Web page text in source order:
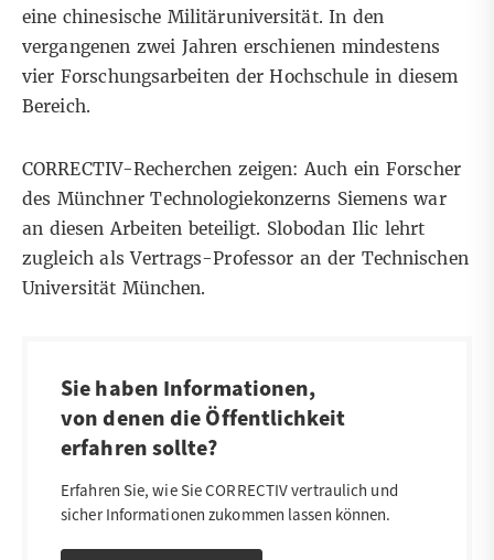
eine chinesische Militäruniversität. In den
vergangenen zwei Jahren erschienen mindestens
vier Forschungsarbeiten der Hochschule in diesem
Bereich.
CORRECTIV-Recherchen zeigen: Auch ein Forscher
des Münchner Technologiekonzerns Siemens war
an diesen Arbeiten beteiligt. Slobodan Ilic lehrt
zugleich als Vertrags-Professor an der Technischen
Universität München.
Sie haben Informationen,
von denen die Öffentlichkeit
erfahren sollte?
Erfahren Sie, wie Sie CORRECTIV vertraulich und
sicher Informationen zukommen lassen können.